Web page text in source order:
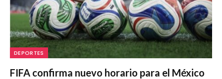
DEPORTES
FIFA confirma nuevo horario para el México